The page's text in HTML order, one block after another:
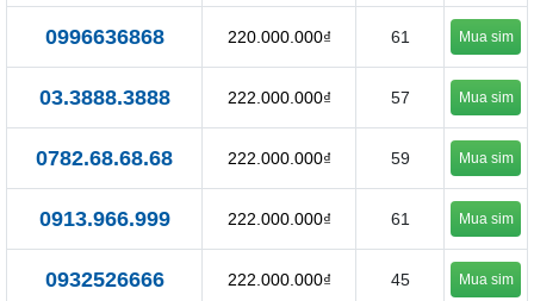
0996636868 220.000.000₫ 61 Mua sim
03.3888.3888 222.000.000₫ 57 Mua sim
0782.68.68.68 222.000.000₫ 59 Mua sim
0913.966.999 222.000.000₫ 61 Mua sim
0932526666 222.000.000₫ 45 Mua sim